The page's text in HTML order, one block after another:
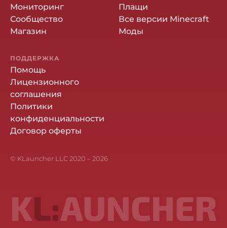
Мониторинг
Сообщество
Магазин
Плащи
Все версии Minecraft
Моды
ПОДДЕРЖКА
Помощь
Лицензионного
соглашения
Политики
конфиденциальности
Договор оферты
© KLauncher LLC 2020 –2026
KL:AUNCHER